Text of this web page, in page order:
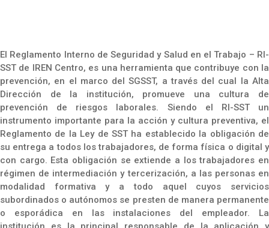
El Reglamento Interno de Seguridad y Salud en el Trabajo – RI-
SST de IREN Centro, es una herramienta que contribuye con la
prevención, en el marco del SGSST, a través del cual la Alta
Dirección de la institución, promueve una cultura de
prevención de riesgos laborales. Siendo el RI-SST un
instrumento importante para la acción y cultura preventiva, el
Reglamento de la Ley de SST ha establecido la obligación de
su entrega a todos los trabajadores, de forma física o digital y
con cargo. Esta obligación se extiende a los trabajadores en
régimen de intermediación y tercerización, a las personas en
modalidad formativa y a todo aquel cuyos servicios
subordinados o autónomos se presten de manera permanente
o esporádica en las instalaciones del empleador. La